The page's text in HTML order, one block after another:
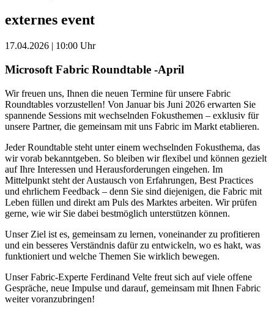
externes event
17.04.2026 | 10:00 Uhr
Microsoft Fabric Roundtable -April
Wir freuen uns, Ihnen die neuen Termine für unsere Fabric
Roundtables vorzustellen! Von Januar bis Juni 2026 erwarten Sie
spannende Sessions mit wechselnden Fokusthemen – exklusiv für
unsere Partner, die gemeinsam mit uns Fabric im Markt etablieren.
Jeder Roundtable steht unter einem wechselnden Fokusthema, das
wir vorab bekanntgeben. So bleiben wir flexibel und können gezielt
auf Ihre Interessen und Herausforderungen eingehen. Im
Mittelpunkt steht der Austausch von Erfahrungen, Best Practices
und ehrlichem Feedback – denn Sie sind diejenigen, die Fabric mit
Leben füllen und direkt am Puls des Marktes arbeiten. Wir prüfen
gerne, wie wir Sie dabei bestmöglich unterstützen können.
Unser Ziel ist es, gemeinsam zu lernen, voneinander zu profitieren
und ein besseres Verständnis dafür zu entwickeln, wo es hakt, was
funktioniert und welche Themen Sie wirklich bewegen.
Unser Fabric-Experte Ferdinand Velte freut sich auf viele offene
Gespräche, neue Impulse und darauf, gemeinsam mit Ihnen Fabric
weiter voranzubringen!